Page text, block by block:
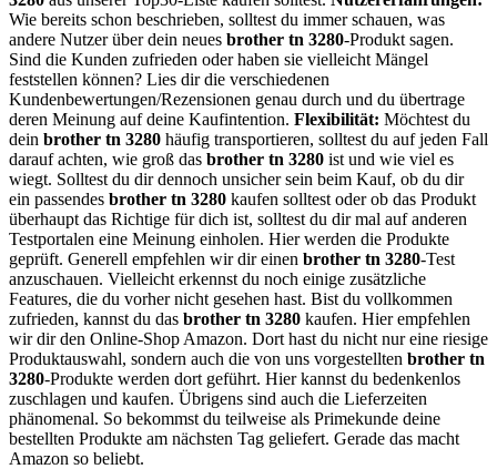
Wie bereits schon beschrieben, solltest du immer schauen, was
andere Nutzer über dein neues brother tn 3280-Produkt sagen.
Sind die Kunden zufrieden oder haben sie vielleicht Mängel
feststellen können? Lies dir die verschiedenen
Kundenbewertungen/Rezensionen genau durch und du übertrage
deren Meinung auf deine Kaufintention. Flexibilität: Möchtest du
dein brother tn 3280 häufig transportieren, solltest du auf jeden Fall
darauf achten, wie groß das brother tn 3280 ist und wie viel es
wiegt. Solltest du dir dennoch unsicher sein beim Kauf, ob du dir
ein passendes brother tn 3280 kaufen solltest oder ob das Produkt
überhaupt das Richtige für dich ist, solltest du dir mal auf anderen
Testportalen eine Meinung einholen. Hier werden die Produkte
geprüft. Generell empfehlen wir dir einen brother tn 3280-Test
anzuschauen. Vielleicht erkennst du noch einige zusätzliche
Features, die du vorher nicht gesehen hast. Bist du vollkommen
zufrieden, kannst du das brother tn 3280 kaufen. Hier empfehlen
wir dir den Online-Shop Amazon. Dort hast du nicht nur eine riesige
Produktauswahl, sondern auch die von uns vorgestellten brother tn
3280-Produkte werden dort geführt. Hier kannst du bedenkenlos
zuschlagen und kaufen. Übrigens sind auch die Lieferzeiten
phänomenal. So bekommst du teilweise als Primekunde deine
bestellten Produkte am nächsten Tag geliefert. Gerade das macht
Amazon so beliebt.